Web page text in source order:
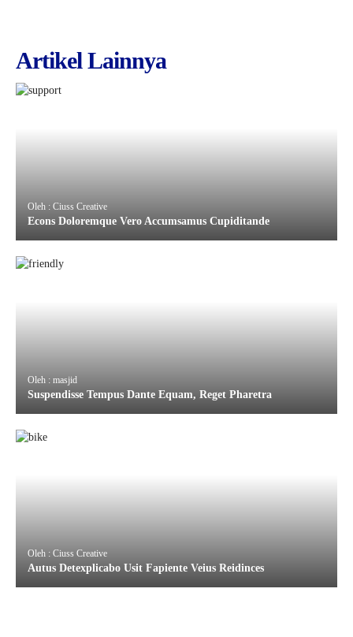
Artikel Lainnya
Oleh : Ciuss Creative
Econs Doloremque Vero Accumsamus Cupiditande
Oleh : masjid
Suspendisse Tempus Dante Equam, Reget Pharetra
Oleh : Ciuss Creative
Autus Detexplicabo Usit Fapiente Veius Reidinces